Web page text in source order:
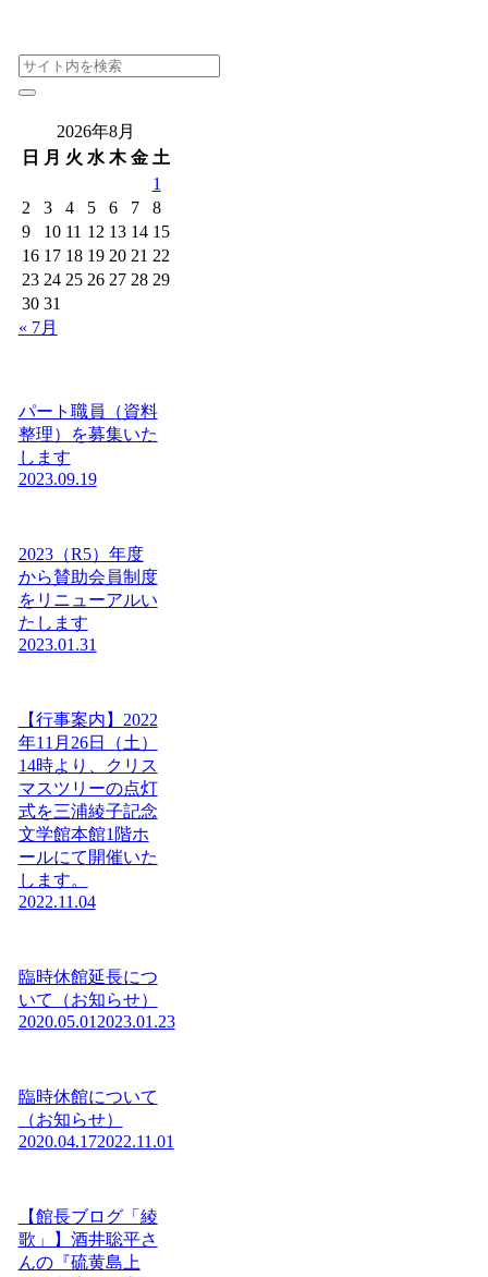
2026年8月
日
月 火 水 木 金 土
1
2
3 4 5 6 7
8
9
10 11 12 13 14 15
16 17 18 19 20 21 22
23 24 25 26 27 28 29
30 31
« 7月
パート職員（資料
整理）を募集いた
します
2023.09.19
2023（R5）年度
から賛助会員制度
をリニューアルい
たします
2023.01.31
【行事案内】2022
年11月26日（土）
14時より、クリス
マスツリーの点灯
式を三浦綾子記念
文学館本館1階ホ
ールにて開催いた
します。
2022.11.04
臨時休館延長につ
いて（お知らせ）
2020.05.012023.01.23
臨時休館について
（お知らせ）
2020.04.172022.11.01
【館長ブログ「綾
歌」】酒井聡平さ
んの『硫黄島上